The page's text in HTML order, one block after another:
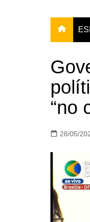
“no
28/05/